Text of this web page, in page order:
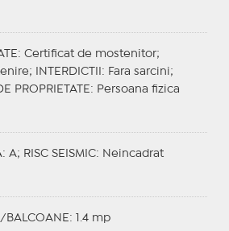
: Certificat de mostenitor;
INTERDICTII : Fara sarcini;
PROPRIETATE : Persoana fizica
: A; RISC SEISMIC: Neincadrat
BALCOANE: 1.4 mp